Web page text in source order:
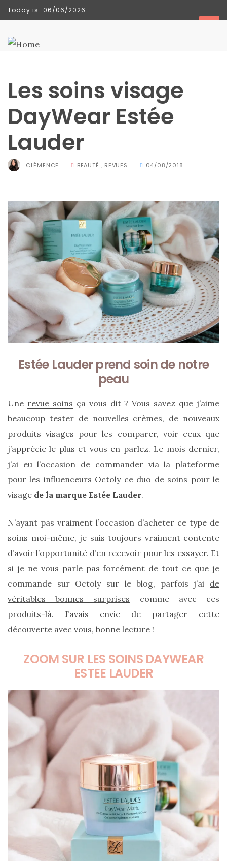
TENDANCES
Sac
Floral
de Silkyhaus :
mon
avis
sur
ce
sac
en
soie
et
cuir
au
luxe
discret
Today is 06/06/2026
Les soins visage
DayWear Estée
Lauder
CLÉMENCE BEAUTÉ , REVUES 04/08/2018
Estée Lauder prend soin de notre
peau
Une revue soins ça vous dit ? Vous savez que j’aime
beaucoup tester de nouvelles crèmes, de nouveaux
produits visages pour les comparer, voir ceux que
j’apprécie le plus et vous en parlez. Le mois dernier,
j’ai eu l’occasion de commander via la plateforme
pour les influenceurs Octoly ce duo de soins pour le
visage de la marque Estée Lauder.
N’ayant pas vraiment l’occasion d’acheter ce type de
soins moi-même, je suis toujours vraiment contente
d’avoir l’opportunité d’en recevoir pour les essayer. Et
si je ne vous parle pas forcément de tout ce que je
commande sur Octoly sur le blog, parfois j’ai de
véritables bonnes surprises comme avec ces
produits-là. J’avais envie de partager cette
découverte avec vous, bonne lecture !
ZOOM SUR LES SOINS DAYWEAR
ESTEE LAUDER